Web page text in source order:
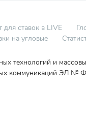
для ставок в LIVE
на угловые
технологий и
коммуникаций ЭЛ №